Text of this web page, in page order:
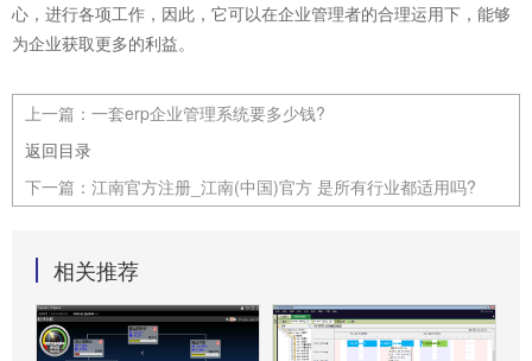
心，进行各项工作，因此，它可以在企业管理者的合理运用下，能够
为企业获取更多的利益。
上一篇： 一套erp企业管理系统要多少钱?
返回目录
下一篇： 江南官方注册_江南(中国)官方 是所有行业都适用吗?
相关推荐